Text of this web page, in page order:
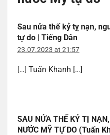
Sau nửa thế kỷ tỵ nạn,
tự do | Tiếng Dân
23.07.2023 at 21:57
[…] Tuấn Khanh […]
SAU NỬA THẾ KỶ TỊ
NƯỚC MỸ TỰ DO (Tuấn